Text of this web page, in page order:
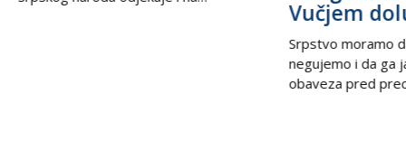
Vučjem
Srpstvo moramo
negujemo i da ga
obaveza pred